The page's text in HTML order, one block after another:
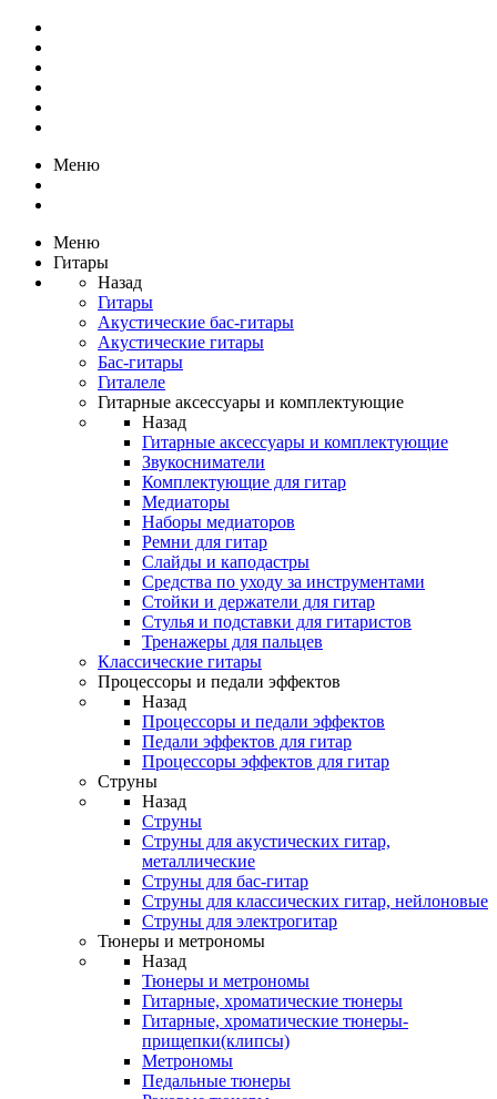
Меню
Меню
Гитары
Назад
Гитары
Акустические бас-гитары
Акустические гитары
Бас-гитары
Гиталеле
Гитарные аксессуары и комплектующие
Назад
Гитарные аксессуары и комплектующие
Звукосниматели
Комплектующие для гитар
Медиаторы
Наборы медиаторов
Ремни для гитар
Слайды и каподастры
Средства по уходу за инструментами
Стойки и держатели для гитар
Стулья и подставки для гитаристов
Тренажеры для пальцев
Классические гитары
Процессоры и педали эффектов
Назад
Процессоры и педали эффектов
Педали эффектов для гитар
Процессоры эффектов для гитар
Струны
Назад
Струны
Струны для акустических гитар,
металлические
Струны для бас-гитар
Струны для классических гитар, нейлоновые
Струны для электрогитар
Тюнеры и метрономы
Назад
Тюнеры и метрономы
Гитарные, хроматические тюнеры
Гитарные, хроматические тюнеры-
прищепки(клипсы)
Метрономы
Педальные тюнеры